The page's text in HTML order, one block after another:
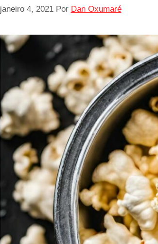
janeiro 4, 2021 Por Dan Oxumaré